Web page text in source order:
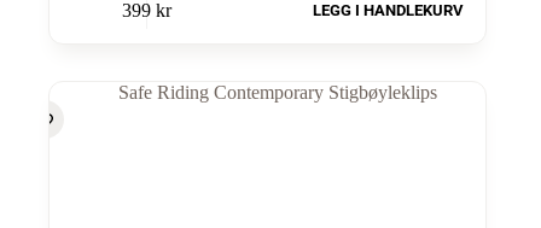
399 kr LEGG I HANDLEKURV